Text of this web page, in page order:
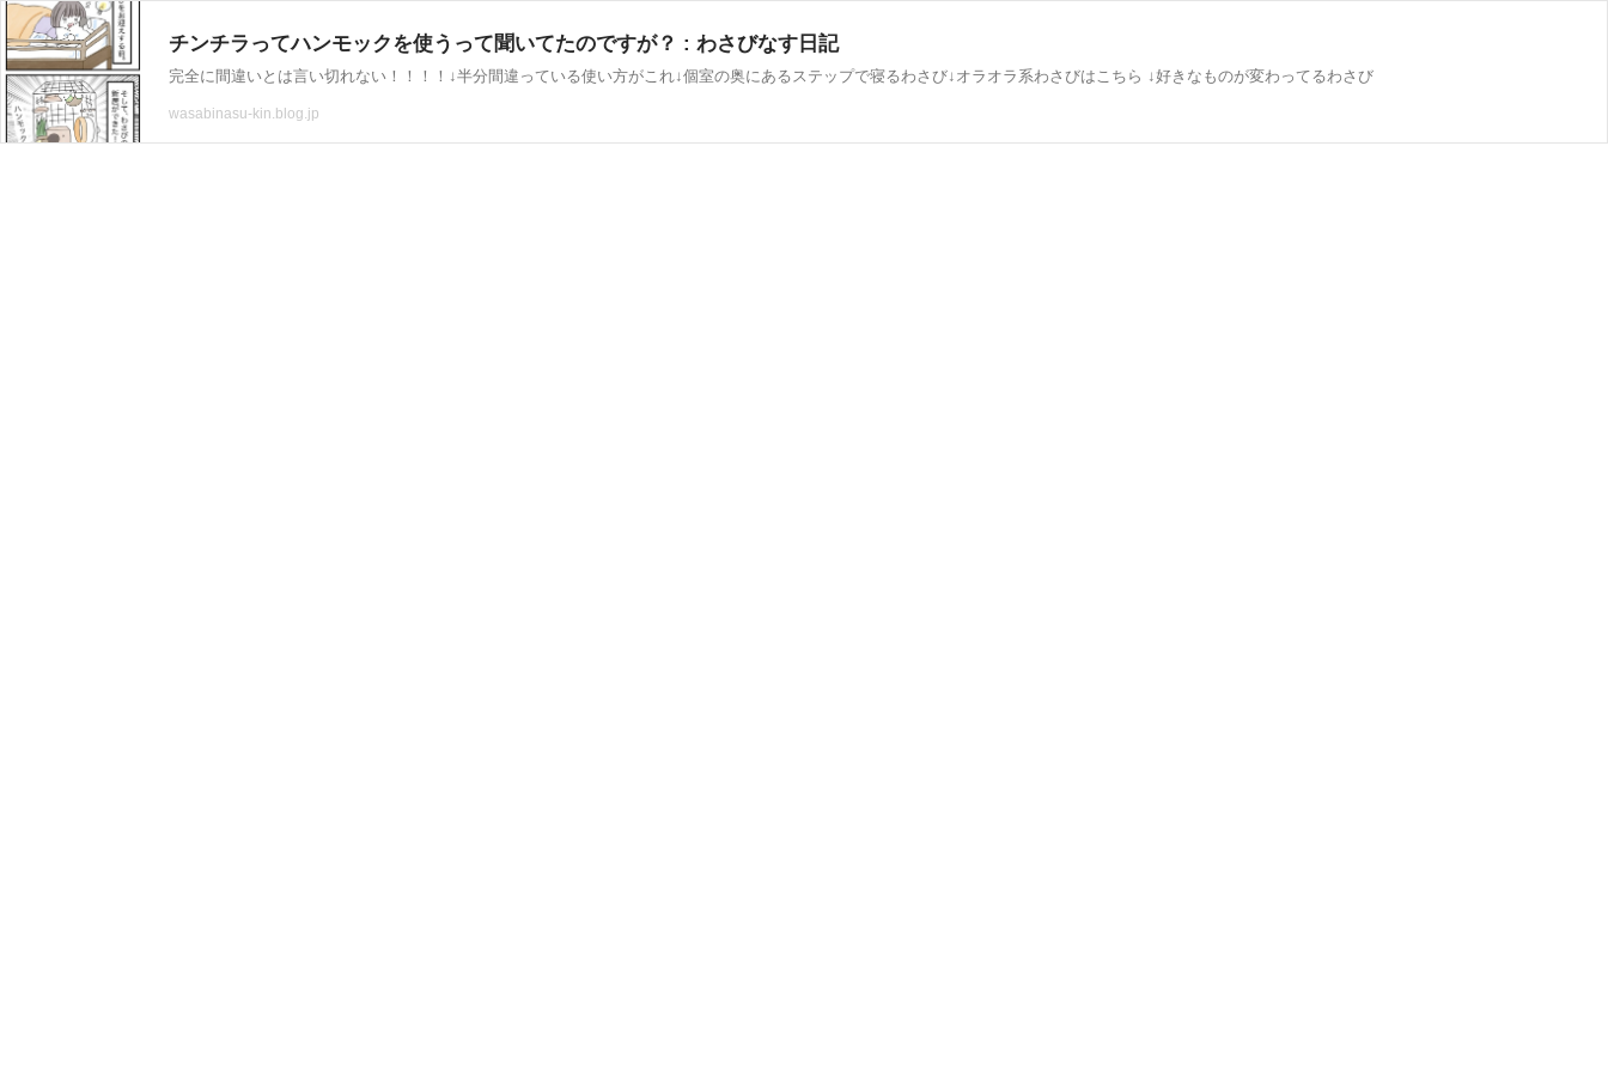
チンチラってハンモックを使うって聞いてたのですが？ : わさびなす日記
完全に間違いとは言い切れない！！！！↓半分間違っている使い方がこれ↓個室の奥にあるステップで寝るわさび↓オラオラ系わさびはこちら ↓好きなものが変わってるわさび
wasabinasu-kin.blog.jp